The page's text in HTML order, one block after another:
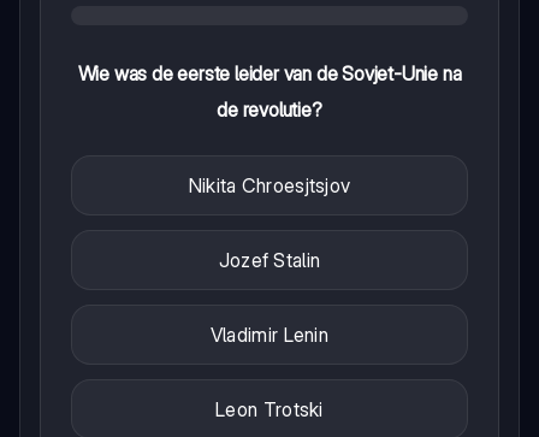
Wie was de eerste leider van de Sovjet-Unie na
de revolutie?
Nikita Chroesjtsjov
Jozef Stalin
Vladimir Lenin
Leon Trotski